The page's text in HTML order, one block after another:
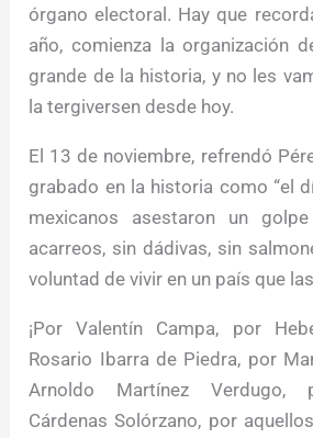
órgano electoral. Hay que
año, comienza la organización
grande de la historia, y no les
la tergiversen desde hoy.
El 13 de noviembre, refrendó
grabado en la historia como “el
mexicanos asestaron un
acarreos, sin dádivas, sin
voluntad de vivir en un país que
¡Por Valentín Campa, por
Rosario Ibarra de Piedra, por
Arnoldo Martínez Verdugo,
Cárdenas Solórzano, por